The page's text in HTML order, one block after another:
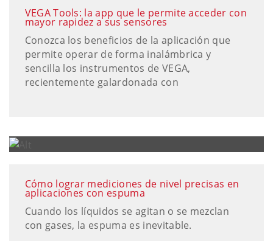
VEGA Tools: la app que le permite acceder con
mayor rapidez a sus sensores
Conozca los beneficios de la aplicación que
permite operar de forma inalámbrica y
sencilla los instrumentos de VEGA,
recientemente galardonada con
Cómo lograr mediciones de nivel precisas en
aplicaciones con espuma
Cuando los líquidos se agitan o se mezclan
con gases, la espuma es inevitable.